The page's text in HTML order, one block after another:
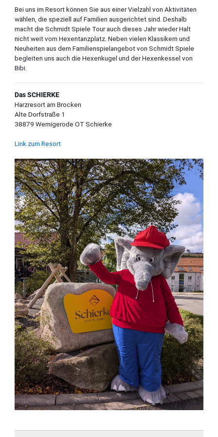
Bei uns im Resort können Sie aus einer Vielzahl von Aktivitäten
wählen, die speziell auf Familien ausgerichtet sind. Deshalb
macht die Schmidt Spiele Tour auch dieses Jahr wieder Halt
nicht weit vom Hexentanzplatz. Neben vielen Klassikern und
Neuheiten aus dem Familienspielangebot von Schmidt Spiele
begleiten uns auch die Hexenkugel und der Hexenkessel von
Bibi.
Das SCHIERKE
Harzresort am Brocken
Alte Dorfstraße 1
38879 Wernigerode OT Schierke
Link zum Resort